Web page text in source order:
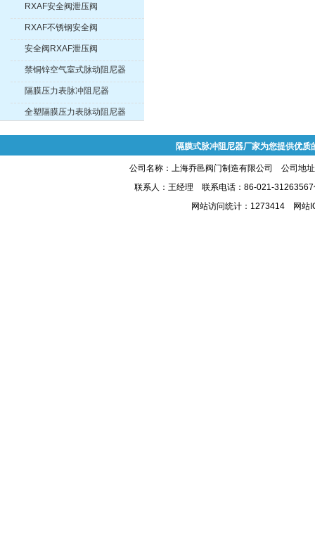
RXAF安全阀泄压阀
RXAF不锈钢安全阀
安全阀RXAF泄压阀
禁铜锌空气室式脉动阻尼器
隔膜压力表脉冲阻尼器
全塑隔膜压力表脉动阻尼器
隔膜式脉冲阻尼器厂家为您提供优
公司名称：上海乔邑阀门制造有限公司 公司地
联系人：王经理 联系电话：86-021-
网站访问统计：1273414 网站